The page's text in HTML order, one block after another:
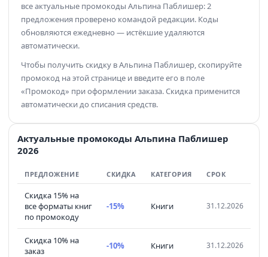
все актуальные промокоды Альпина Паблишер: 2
предложения проверено командой редакции. Коды
обновляются ежедневно — истёкшие удаляются
автоматически.
Чтобы получить скидку в Альпина Паблишер, скопируйте
промокод на этой странице и введите его в поле
«Промокод» при оформлении заказа. Скидка применится
автоматически до списания средств.
Актуальные промокоды Альпина Паблишер
2026
ПРЕДЛОЖЕНИЕ СКИДКА КАТЕГОРИЯ СРОК
Скидка 15% на
все форматы книг
по промокоду
-15% Книги 31.12.2026
Скидка 10% на
заказ
-10% Книги 31.12.2026